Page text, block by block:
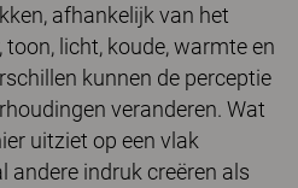
afhankelijk van het
licht, koude, warmte en
kunnen de perceptie
veranderen. Wat
uitziet op een vlak
andere indruk creëren als